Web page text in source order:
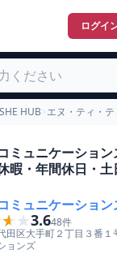
ログイ
HUB エヌ・ティ・
ミュニケーショ
暇・年間休日・土
ミュニケーショ
3.648件
田区大手町２丁目３番１
ョンズ